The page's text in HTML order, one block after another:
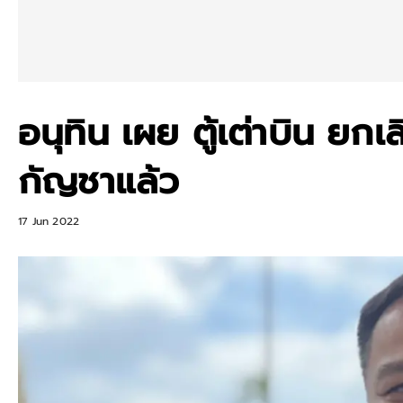
อนุทิน เผย ตู้เต่าบิน ยก
กัญชาแล้ว
17 Jun 2022